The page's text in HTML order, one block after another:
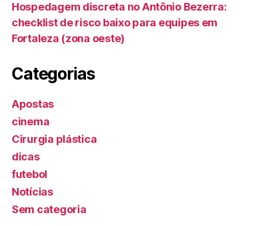
Hospedagem discreta no Antônio Bezerra:
checklist de risco baixo para equipes em
Fortaleza (zona oeste)
Categorias
Apostas
cinema
Cirurgia plástica
dicas
futebol
Notícias
Sem categoria